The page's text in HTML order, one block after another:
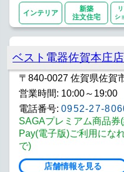
インテリア
新築
注文住宅
シ
ベスト電器佐賀本庄店
〒840-0027 佐賀県佐賀
営業時間: 10:00～19:00
電話番号: 0952-27-
SAGAプレミアム商品券
Pay(電子版)ご利用にな
で)
店舗情報を見る